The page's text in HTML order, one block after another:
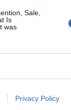
Sale,
Is
was
Privacy Policy